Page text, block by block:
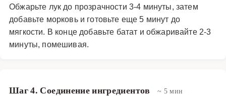
Обжарьте лук до прозрачности 3-4 минуты, затем
добавьте морковь и готовьте еще 5 минут до
мягкости. В конце добавьте батат и обжаривайте 2-3
минуты, помешивая.
Шаг 4. Соединение ингредиентов ~ 5 мин